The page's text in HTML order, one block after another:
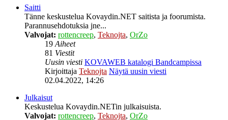
Saitti
Tänne keskustelua Kovaydin.NET saitista ja foorumista.
Parannusehdotuksia jne...
Valvojat: rottencreep, Teknojta, OrZo
19Aiheet
81 Viestit
Uusin viesti KOVAWEB katalogi Bandcampissa
Kirjoittaja Teknojta Näytä uusin viesti
02.04.2022, 14:26
Julkaisut
Keskustelua Kovaydin.NETin julkaisuista.
Valvojat: rottencreep, Teknojta, OrZo